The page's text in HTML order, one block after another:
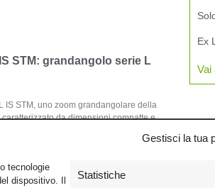
Gestisci la tua
tecnologie
dispositivo. Il
Statistiche
STM: grandangolo serie L
IS STM, uno zoom grandangolare della
da dimensioni compatte e
Ex
Vai